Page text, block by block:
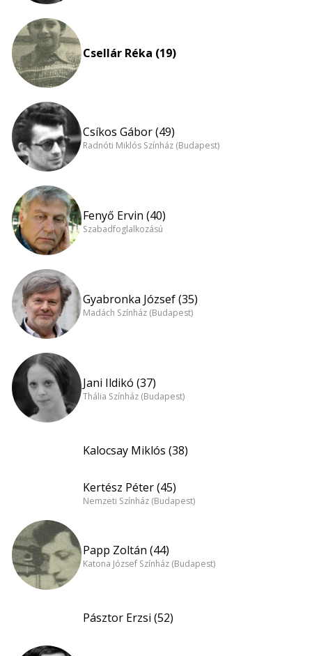
Csellár Réka (19)
Csíkos Gábor (49)
Radnóti Miklós Színház (Budapest)
Fenyő Ervin (40)
Szabadfoglalkozású
Gyabronka József (35)
Madách Színház (Budapest)
Jani Ildikó (37)
Thália Színház (Budapest)
Kalocsay Miklós (38)
Kertész Péter (45)
Nemzeti Színház (Budapest)
Papp Zoltán (44)
Katona József Színház (Budapest)
Pásztor Erzsi (52)